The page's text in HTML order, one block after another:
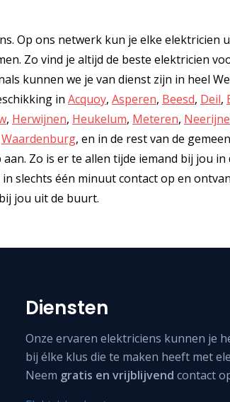
Op ons netwerk kun je elke elektricien
Zo vind je altijd de beste elektricien
kunnen we je van dienst zijn in heel
in Acquoy, Asperen, Beesd, Deil,
, Herwijnen, Heukelum, Meteren,
Waardenburg, en in de rest van de
Zo is er te allen tijde iemand bij jou
slechts één minuut contact op en
jou uit de buurt.
Diensten
Onze ervaren elektriciens kunnen je
bij élke klus die te maken heeft met
Neem gratis en vrijblijvend contact